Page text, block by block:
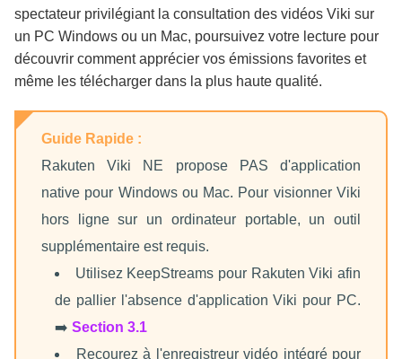
spectateur privilégiant la consultation des vidéos Viki sur
un PC Windows ou un Mac, poursuivez votre lecture pour
découvrir comment apprécier vos émissions favorites et
même les télécharger dans la plus haute qualité.
Guide Rapide :
Rakuten Viki NE propose PAS d'application
native pour Windows ou Mac. Pour visionner Viki
hors ligne sur un ordinateur portable, un outil
supplémentaire est requis.
Utilisez KeepStreams pour Rakuten Viki afin
de pallier l'absence d'application Viki pour PC.
➡️ Section 3.1
Recourez à l'enregistreur vidéo intégré pour